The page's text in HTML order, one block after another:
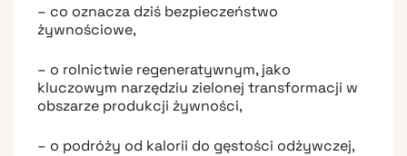
– co oznacza dziś bezpieczeństwo
żywnościowe,
– o rolnictwie regeneratywnym, jako
kluczowym narzędziu zielonej transformacji w
obszarze produkcji żywności,
– o podróży od kalorii do gęstości odżywczej,